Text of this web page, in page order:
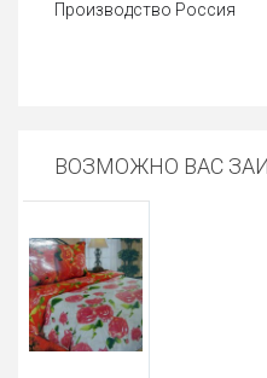
Производство Россия
ВОЗМОЖНО ВАС